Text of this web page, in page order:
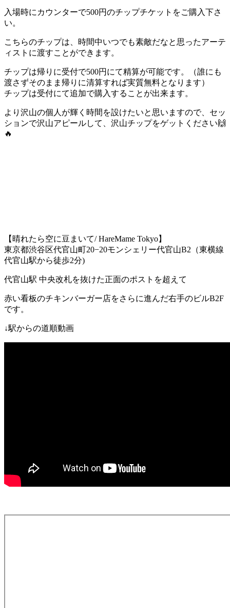
入場時にカウンターで500円のチップチケットをご購入下さ
い。
こちらのチップは、時間中いつでも素敵だなと思ったアーテ
ィストに渡すことができます。
チップは帰りに受付で500円にて精算が可能です。（誰にも
渡さずそのまま帰りに清算すれば実質無料となります）
チップは受付にて追加で購入することが出来ます。
より沢山の個人が輝く時間を設けたいと思いますので、セッ
ションで沢山アピールして、沢山チップをゲットください🙌
🔥
【晴れたら空に豆まいて/ HareMame Tokyo】
東京都渋谷区代官山町20−20モンシェリー代官山B2 （東横線
代官山駅から徒歩2分)
代官山駅 中央改札を抜けた正面のポストを超えて
赤い看板のチキンバーガー店をさらに進んだ右手のビルB2F
です。
↓駅からの道順動画